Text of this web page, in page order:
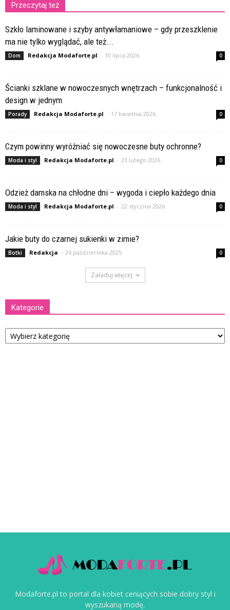
Przeczytaj też
Szkło laminowane i szyby antywłamaniowe – gdy przeszklenie
ma nie tylko wyglądać, ale też...
Dom Redakcja Modaforte.pl - 10 lipca 2026 0
Ścianki szklane w nowoczesnych wnętrzach – funkcjonalność i
design w jednym
Porady Redakcja Modaforte.pl - 17 kwietnia 2026 0
Czym powinny wyróżniać się nowoczesne buty ochronne?
Moda i styl Redakcja Modaforte.pl - 23 lutego 2026 0
Odzież damska na chłodne dni – wygoda i ciepło każdego dnia
Moda i styl Redakcja Modaforte.pl - 22 stycznia 2026 0
Jakie buty do czarnej sukienki w zimie?
Botki Redakcja - 26 października 2025 0
Załaduj więcej
Kategorie
Kategorie
Modaforte.pl to portal dla kobiet ceniących sobie dobry styl i
wyszukaną modę.